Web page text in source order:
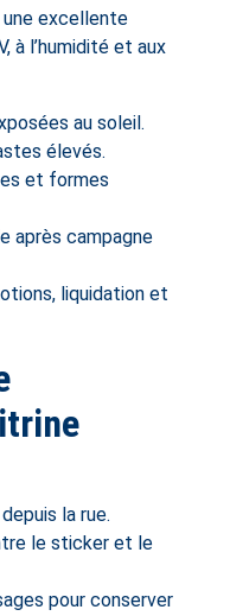
excellente
à l’humidité et aux
au soleil.
élevés.
et formes
après campagne
liquidation et
la rue.
le sticker et le
pour conserver